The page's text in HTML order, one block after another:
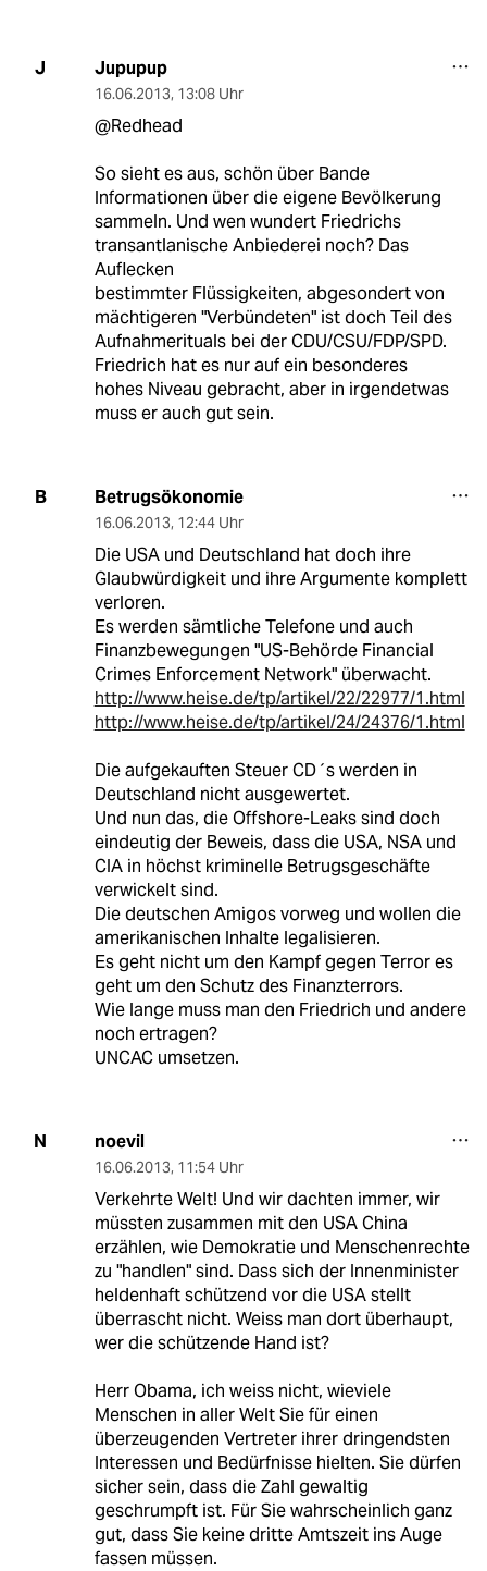
J Jupupup
16.06.2013, 13:08 Uhr
@Redhead
So sieht es aus, schön über Bande
Informationen über die eigene Bevölkerung
sammeln. Und wen wundert Friedrichs
transantlanische Anbiederei noch? Das
Auflecken
bestimmter Flüssigkeiten, abgesondert von
mächtigeren "Verbündeten" ist doch Teil des
Aufnahmerituals bei der CDU/CSU/FDP/SPD.
Friedrich hat es nur auf ein besonderes
hohes Niveau gebracht, aber in irgendetwas
muss er auch gut sein.
B Betrugsökonomie
16.06.2013, 12:44 Uhr
Die USA und Deutschland hat doch ihre
Glaubwürdigkeit und ihre Argumente komplett
verloren.
Es werden sämtliche Telefone und auch
Finanzbewegungen "US-Behörde Financial
Crimes Enforcement Network" überwacht.
http://www.heise.de/tp/artikel/22/22977/1.html
http://www.heise.de/tp/artikel/24/24376/1.html
Die aufgekauften Steuer CD´s werden in
Deutschland nicht ausgewertet.
Und nun das, die Offshore-Leaks sind doch
eindeutig der Beweis, dass die USA, NSA und
CIA in höchst kriminelle Betrugsgeschäfte
verwickelt sind.
Die deutschen Amigos vorweg und wollen die
amerikanischen Inhalte legalisieren.
Es geht nicht um den Kampf gegen Terror es
geht um den Schutz des Finanzterrors.
Wie lange muss man den Friedrich und andere
noch ertragen?
UNCAC umsetzen.
N noevil
16.06.2013, 11:54 Uhr
Verkehrte Welt! Und wir dachten immer, wir
müssten zusammen mit den USA China
erzählen, wie Demokratie und Menschenrechte
zu "handlen" sind. Dass sich der Innenminister
heldenhaft schützend vor die USA stellt
überrascht nicht. Weiss man dort überhaupt,
wer die schützende Hand ist?
Herr Obama, ich weiss nicht, wieviele
Menschen in aller Welt Sie für einen
überzeugenden Vertreter ihrer dringendsten
Interessen und Bedürfnisse hielten. Sie dürfen
sicher sein, dass die Zahl gewaltig
geschrumpft ist. Für Sie wahrscheinlich ganz
gut, dass Sie keine dritte Amtszeit ins Auge
fassen müssen.